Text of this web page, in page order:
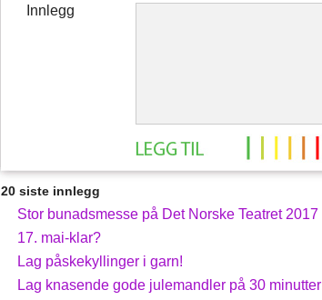
Innlegg
20 siste innlegg
Stor bunadsmesse på Det Norske Teatret 2017
17. mai-klar?
Lag påskekyllinger i garn!
Lag knasende gode julemandler på 30